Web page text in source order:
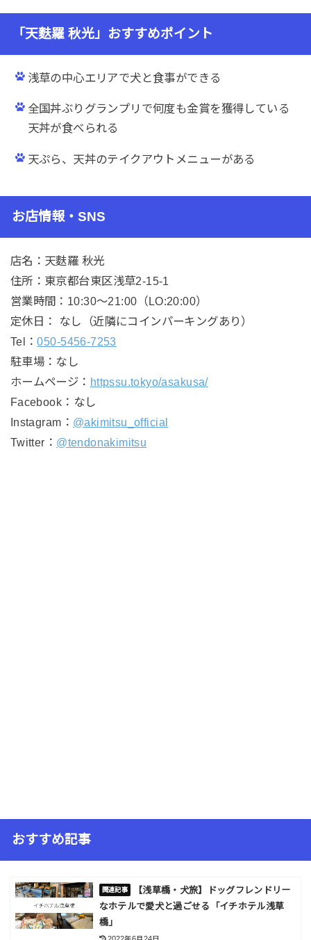
「天麩羅 秋光」おすすめポイント
浅草の中心エリアで犬と食事ができる
全国丼ぶりグランプリで何度も金賞を獲得している
天丼が食べられる
天ぷら、天丼のテイクアウトメニューがある
お店情報・SNS
店名：天麩羅 秋光
住所：東京都台東区浅草2-15-1
営業時間：10:30〜21:00（LO:20:00）
定休日： なし（近隣にコインパーキングあり）
Tel：050-5456-7253
駐車場：なし
ホームページ： httpssu.tokyo/asakusa/
Facebook：なし
Instagram： @akimitsu_official
Twitter： @tendonakimitsu
おすすめ記事
【浅草橋・犬旅】ドッグフレンドリー
なホテルで愛犬と過ごせる「イチホテル浅草
橋」